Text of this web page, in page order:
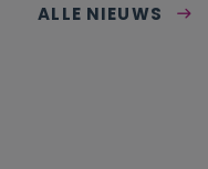
ALLE NIEUWS